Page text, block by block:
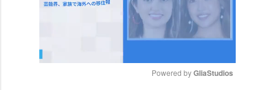
Powered by GliaStudios